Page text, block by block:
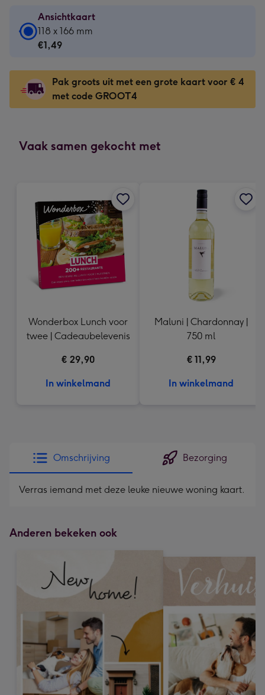
Ansichtkaart
Ansichtkaart
-
-
118
x
-
166
mm
118 x 166 mm
€1,49
Pak groots uit met een grote kaart voor € 4
met code GROOT4
Vaak samen gekocht met
Wonderbox Lunch voor
twee | Cadeaubelevenis
€ 29,90
In winkelmand
Maluni | Chardonnay |
750 ml
€ 11,99
In winkelmand
Omschrijving Bezorging
Verras iemand met deze leuke nieuwe woning kaart.
Anderen bekeken ook